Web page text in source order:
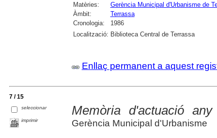
Matèries:
Gerència Municipal d'Urbanisme de
Àmbit:
Terrassa
Cronologia:
1986
Localització: Biblioteca Central de Terrassa
Enllaç permanent a aquest
7 / 15
seleccionar
imprimir
Memòria d'actuació
Gerència Municipal d'Urbanisme